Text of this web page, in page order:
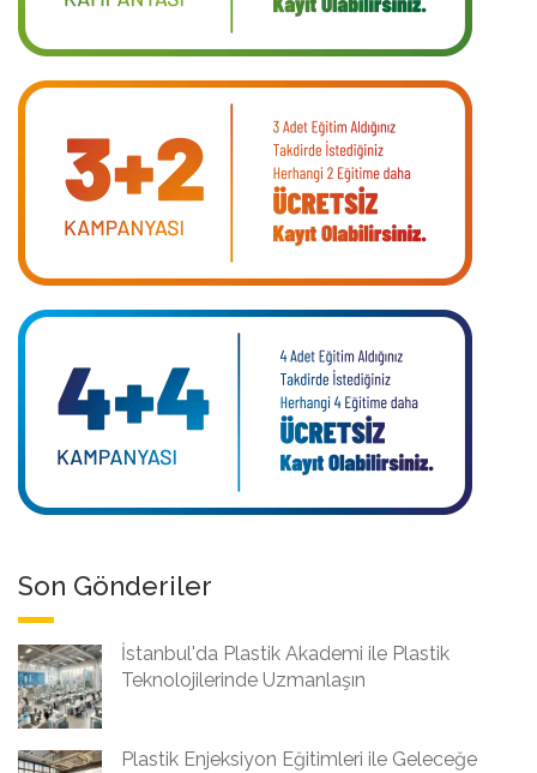
Son Gönderiler
İstanbul'da Plastik Akademi ile Plastik
Teknolojilerinde Uzmanlaşın
Plastik Enjeksiyon Eğitimleri ile Geleceğe